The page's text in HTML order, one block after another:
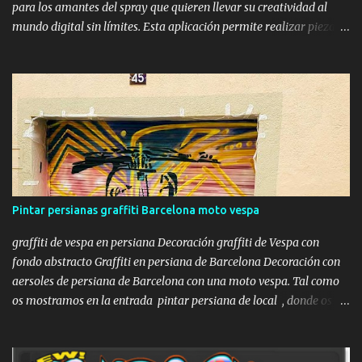
para los amantes del spray que quieren llevar su creatividad al
mundo digital sin límites. Esta aplicación permite realizar piezas
papel y una forma increíble de practicar desde casa con el
ordenador. Gracias a su motor gráfico sencillo pero eficaz, ofrece
una sensación de profundidad y textura que pocos simuladores
gratuitos han logrado igualar hasta la fecha. Lo que hace especial
a este simulador es su capacidad para replicar la experiencia de
pintar en la calle con un realismo sorprendente. Es ideal tanto para
escritores novatos que quieren aprender a estructurar su nombre y
entender el flujo de las letras, como para artistas experimentados
que desean probar combinaciones de colores, outl...
Pintar persianas graffiti Barcelona moto vespa
graffiti de vespa en persiana Decoración graffiti de Vespa con
fondo abstracto Graffiti en persiana de Barcelona Decoración con
aersoles de persiana de Barcelona con una moto vespa. Tal como
os mostramos en la entrada pintar persiana de local , donde os
la decoración de una persiana con un dibujo de estilo Street Art ,